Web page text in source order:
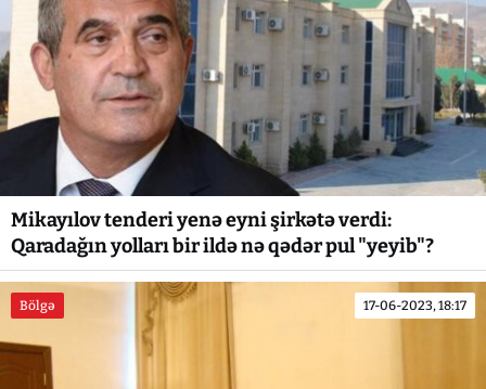
Mikayılov tenderi yenə eyni şirkətə verdi:
Qaradağın yolları bir ildə nə qədər pul "yeyib"?
Bölgə 17-06-2023, 18:17